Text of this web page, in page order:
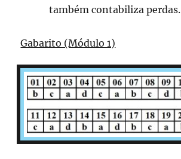
também contabiliza perdas.
Gabarito (Módulo 1)